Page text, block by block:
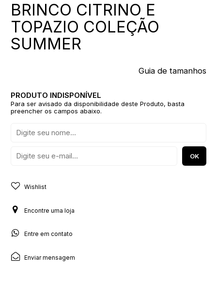
BRINCO CITRINO E
TOPAZIO COLEÇÃO
SUMMER
Guia de tamanhos
Para ser avisado da disponibilidade deste Produto, basta
preencher os campos abaixo.
Wishlist
Encontre uma loja
Entre em contato
Enviar mensagem